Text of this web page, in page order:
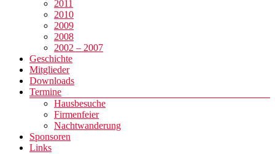
2011
2010
2009
2008
2002 – 2007
Geschichte
Mitglieder
Downloads
Termine
Hausbesuche
Firmenfeier
Nachtwanderung
Sponsoren
Links